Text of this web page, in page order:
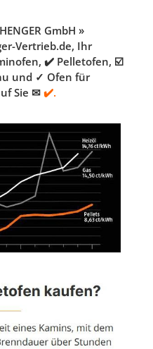
GmbH »
Vertrieb.de, Ihr
✔️ Pelletofen, ☑️
und ✓ Ofen für
Sie ✉ ✔️.